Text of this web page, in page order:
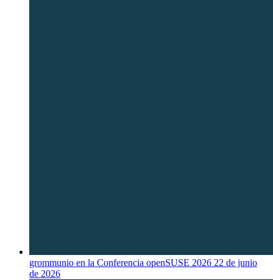
grommunio en la Conferencia openSUSE 2026 22 de junio
de 2026